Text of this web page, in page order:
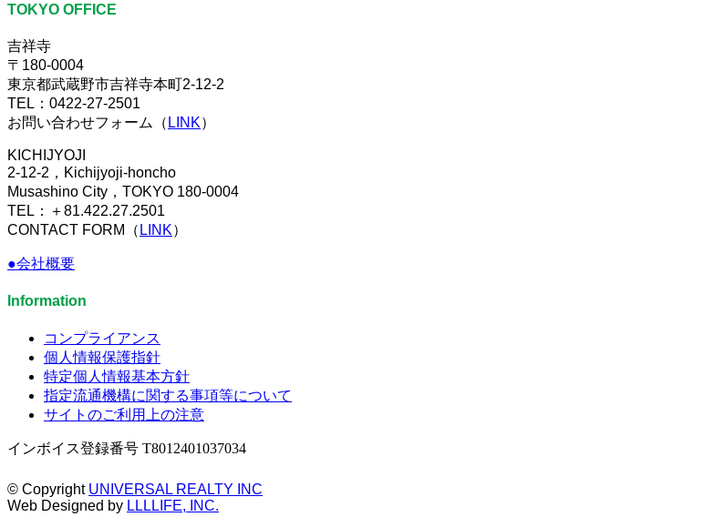
TOKYO OFFICE
吉祥寺
〒180-0004
東京都武蔵野市吉祥寺本町2-12-2
TEL：0422-27-2501
お問い合わせフォーム（ LINK）
KICHIJYOJI
2-12-2，Kichijyoji-honcho
Musashino City，TOKYO 180-0004
TEL：＋81.422.27.2501
CONTACT FORM（ LINK）
●会社概要
Information
コンプライアンス
個人情報保護指針
特定個人情報基本方針
指定流通機構に関する事項等について
サイトのご利用上の注意
インボイス登録番号 T8012401037034
© Copyright UNIVERSAL REALTY INC
Web Designed by LLLLIFE, INC.